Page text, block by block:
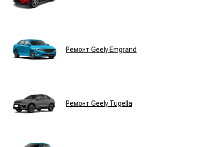
Ремонт Geely Emgrand
Ремонт Geely Tugella